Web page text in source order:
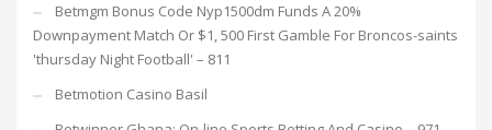
Betmgm Bonus Code Nyp1500dm Funds A 20%
Downpayment Match Or $1, 500 First Gamble For Broncos-saints
'thursday Night Football' – 811
Betmotion Casino Basil